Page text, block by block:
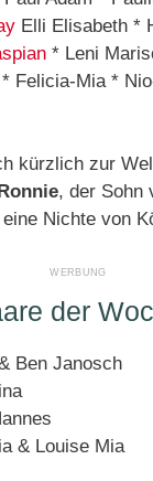
Elli Elisabeth *
* Leni
Felicia-Mia *
kürzlich zur
, der Sohn
Nichte von
der
Ben Janosch
& Louise Mia